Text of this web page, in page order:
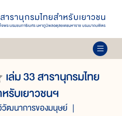
เล่ม 33 สารานุกรมไทย
รับเยาวชนฯ
ฒนาการของมนุษย์